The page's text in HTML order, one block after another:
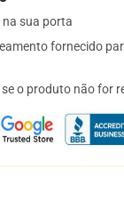
sua porta
fornecido
o produto não for